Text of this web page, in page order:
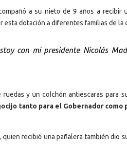
a su nieto de 9 años a recibir
dotación a diferentes familias de la
con mi presidente Nicolás
y un colchón antiescaras para
tanto para el Gobernador como
recibió una pañalera también dio